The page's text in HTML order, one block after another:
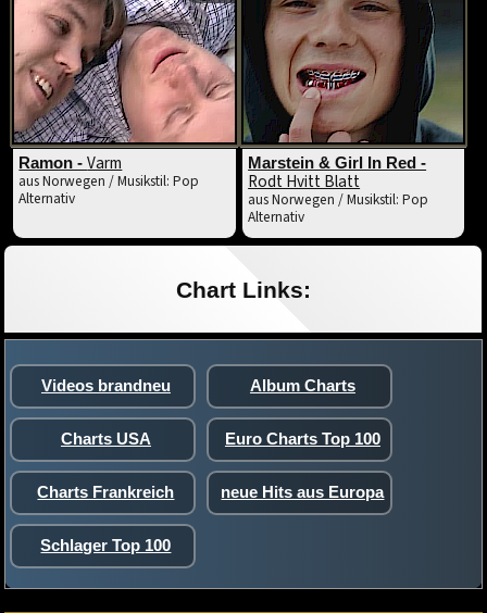
Ramon -Varm
aus Norwegen / Musikstil: Pop
Alternativ
Marstein & Girl In Red -
Rodt Hvitt Blatt
aus Norwegen / Musikstil: Pop
Alternativ
Chart Links:
Videos brandneu Album Charts
Charts USA Euro Charts Top 100
Charts Frankreich neue Hits aus Europa
Schlager Top 100